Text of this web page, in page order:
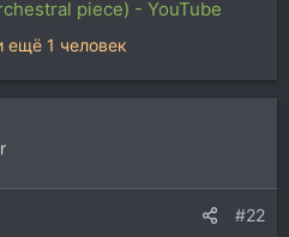
piece) - YouTube
ещё 1 человек
#22